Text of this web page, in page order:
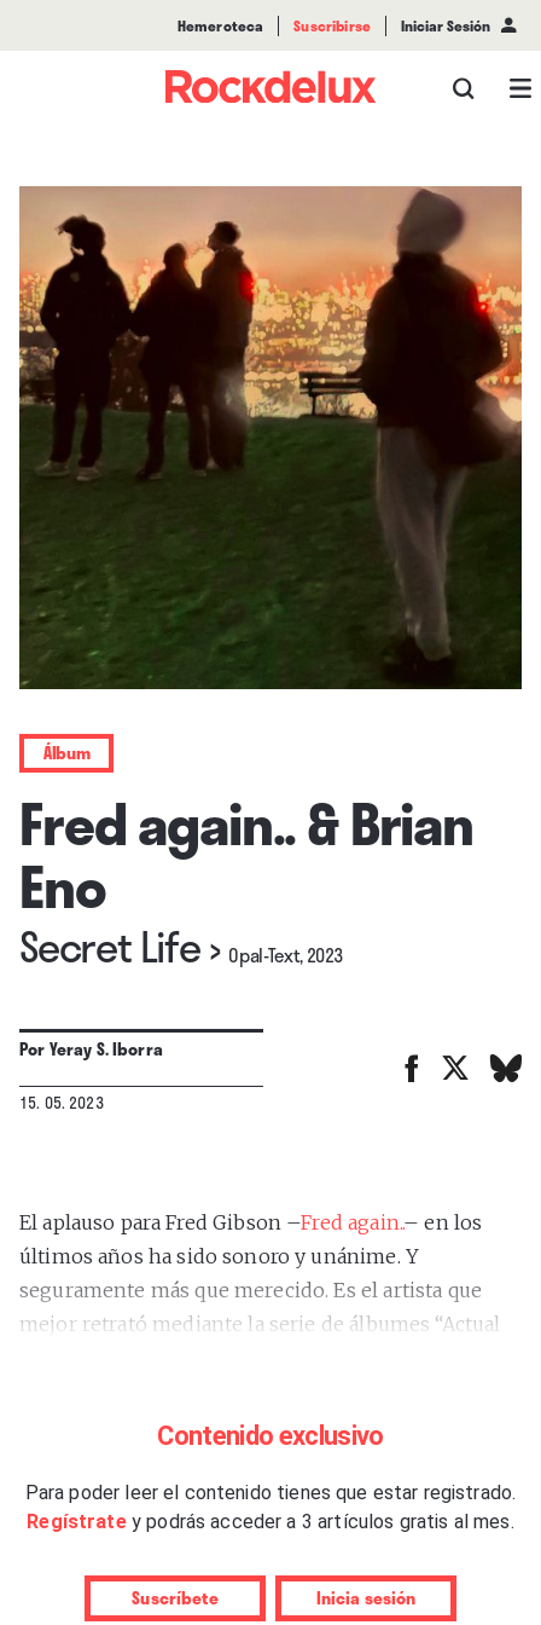
Hemeroteca Suscribirse Iniciar Sesión
Álbum
Fred again.. & Brian
Eno
Secret Life› Opal-Text, 2023
PorYeray S. Iborra
15. 05. 2023
El aplauso para Fred Gibson –Fred again..– en los
últimos años ha sido sonoro y unánime. Y
seguramente más que merecido. Es el artista que
mejor retrató mediante la serie de álbumes “Actual
más– durante la pandemia, el descalabro y
también la vuelta a lanueva normalidad.
frescura de losloops. El público lo acogió
Contenido exclusivo
Para poder leer el contenido tienes que estar registrado.
Regístrate y podrás acceder a 3 artículos gratis al mes.
Suscríbete Inicia sesión